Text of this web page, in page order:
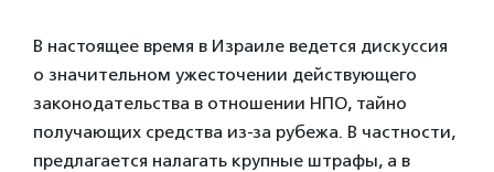
В настоящее время в Израиле ведется дискуссия
о значительном ужесточении действующего
законодательства в отношении НПО, тайно
получающих средства из-за рубежа. В частности,
предлагается налагать крупные штрафы, а в